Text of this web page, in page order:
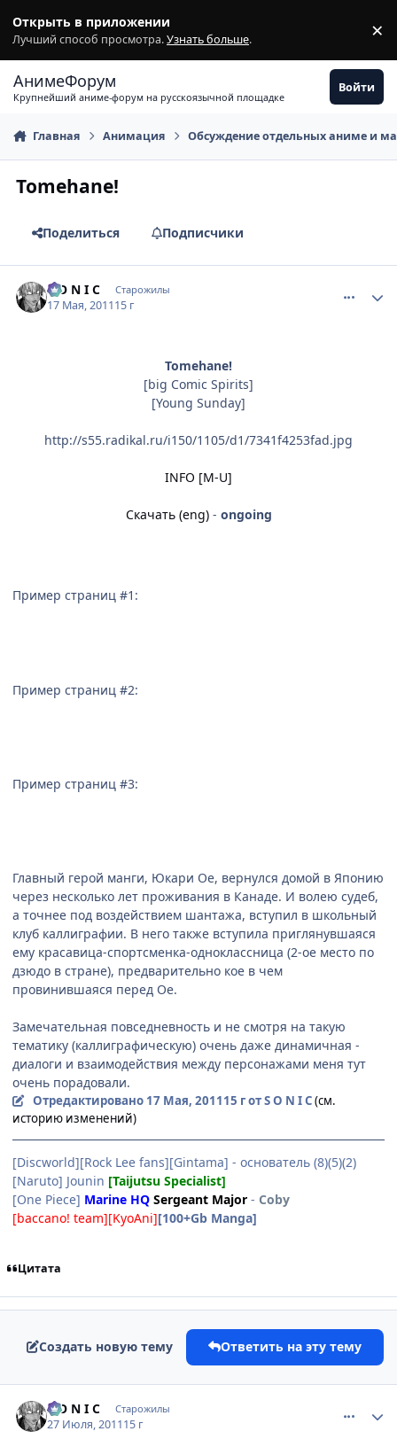
Открыть в приложении
Лучший способ просмотра.Узнать больше. ×
АнимеФорум
Крупнейший аниме-форум на русскоязычной площадке
Войти
Главная Анимация Обсуждение отдельных аниме и
Tomehane!
Поделиться Подписчики
S O N I C Старожилы
17 Мая, 201115 г
Tomehane!
[big Comic Spirits]
[Young Sunday]
http://s55.radikal.ru/i150/1105/d1/7341f4253fad.jpg
INFO [M-U]
Скачать (eng)- ongoing
Пример страниц #1:
Пример страниц #2:
Пример страниц #3:
Главный герой манги, Юкари Ое, вернулся домой в Японию
через несколько лет проживания в Канаде. И волею судеб,
а точнее под воздействием шантажа, вступил в школьный
клуб каллиграфии. В него также вступила приглянувшаяся
ему красавица-спортсменка-одноклассница (2-ое место по
дзюдо в стране), предварительно кое в чем
провинившаяся перед Ое.
Замечательная повседневность и не смотря на такую
тематику (каллиграфическую) очень даже динамичная -
диалоги и взаимодействия между персонажами меня тут
очень порадовали.
Отредактировано 17 Мая, 201115 гот S O N I C(см.
историю изменений)
[Discworld][Rock Lee fans][Gintama] - основатель (8)(5)(2)
[Naruto] Jounin [Taijutsu Specialist]
[One Piece] Marine HQ Sergeant Major - Coby
[baccano! team][KyoAni][100+Gb Manga]
Цитата
Создать новую тему Ответить на эту тему
S O N I C Старожилы
27 Июля, 201115 г